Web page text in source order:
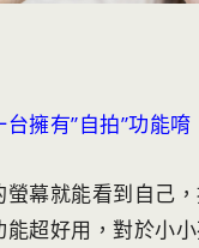
擁有”自拍”功能唷
幕就能看到自己
能超好用，對於小